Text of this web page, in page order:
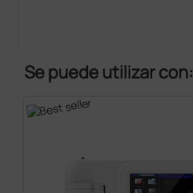
Se puede utilizar con: